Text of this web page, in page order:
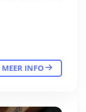
MEER INFO